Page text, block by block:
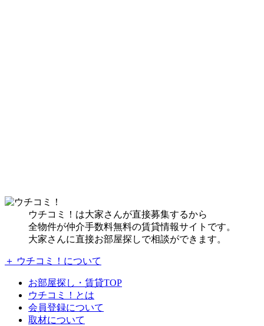
ウチコミ！は大家さんが直接募集するから
全物件が仲介手数料無料の賃貸情報サイトです。
大家さんに直接お部屋探しで相談ができます。
＋ ウチコミ！について
お部屋探し・賃貸TOP
ウチコミ！とは
会員登録について
取材について